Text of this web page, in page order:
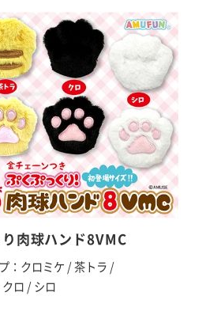
肉球ハンド8VMC
：クロミケ / 茶トラ /
クロ / シロ